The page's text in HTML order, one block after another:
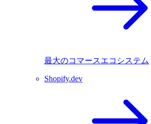
最大のコマースエコシステム
Shopify.dev